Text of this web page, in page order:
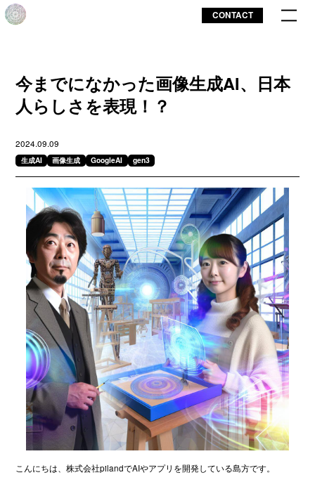
CONTACT
今までになかった画像生成AI、日本
人らしさを表現！？
2024.09.09
生成AI 画像生成 GoogleAI gen3
こんにちは、株式会社pilandでAIやアプリを開発している島方です。